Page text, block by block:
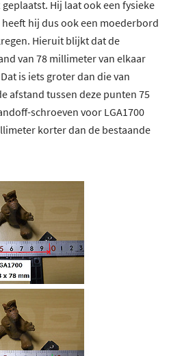
Hij laat ook een fysieke
hij dus ook een moederbord
Hieruit blijkt dat de
van 78 millimeter van elkaar
is iets groter dan die van
afstand tussen deze punten 75
schroeven voor LGA1700
korter dan de bestaande